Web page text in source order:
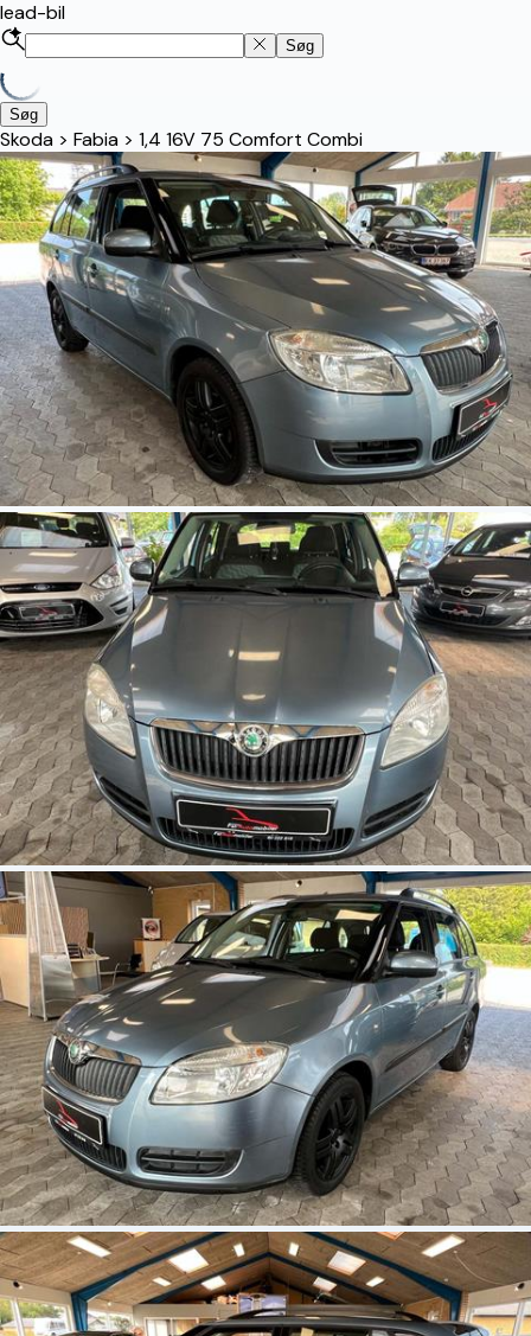
lead-bil
Søg
Søg
Skoda > Fabia > 1,4 16V 75 Comfort Combi